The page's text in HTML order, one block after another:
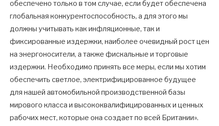
обеспечено только в том случае, если будет обеспечена
глобальная конкурентоспособность, а для этого мы
должны учитывать как инфляционные, так и
фиксированные издержки, наиболее очевидный рост цен
на энергоносители, а также фискальные и торговые
издержки. Необходимо принять все меры, если мы хотим
обеспечить светлое, электрифицированное будущее
для нашей автомобильной производственной базы
мирового класса и высококвалифицированных и ценных
рабочих мест, которые она создает по всей Британии».